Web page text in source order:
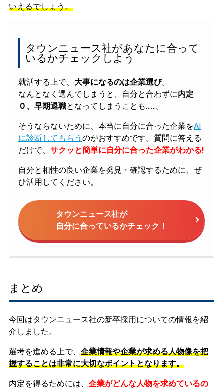
いえるでしょう。
タウンニュース社があなたに合って
いるかチェックしよう
就活する上で、 大事になるのは企業選び。
なんとなく選んでしまうと、自分と合わずに内定
０、早期退職となってしまうことも……。
そうならないために、本当に自分に合った企業をAI
に診断してもらう のがおすすめです。質問に答える
だけで、 サクッと簡単に自分に合った企業がわかる!
自分と相性の良い企業を発見・確認するために、ぜ
ひ活用してください。
タウンニュース社が
自分に合っているかチェック！
まとめ
今回はタウンニュース社の新卒採用についての情報を紹
介しました。
選考を進める上で、 企業情報や企業が求める人物像を把
握することは非常に大切なポイントとなります。
内定を得るためには、 企業がどんな人物を求めているの